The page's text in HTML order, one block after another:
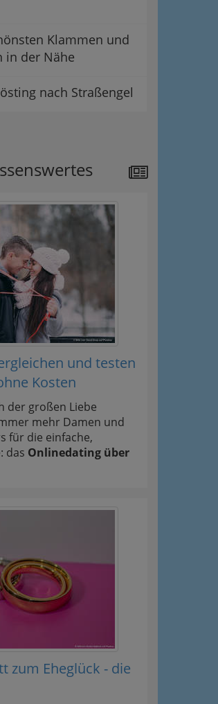
Klammen und
in der Nähe
nach Straßengel
und testen
Kosten
der großen Liebe
mehr Damen und
für die einfache,
das Onlinedating über
zum Eheglück - die